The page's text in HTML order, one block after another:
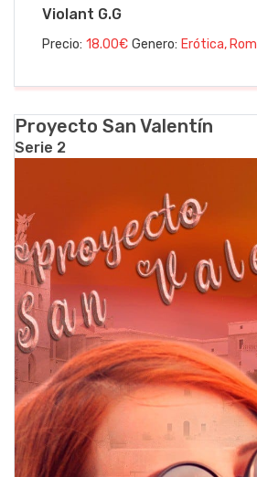
Violant G.G
Precio: 18.00€ Genero: Erótica,
Proyecto San Valentín
Serie 2